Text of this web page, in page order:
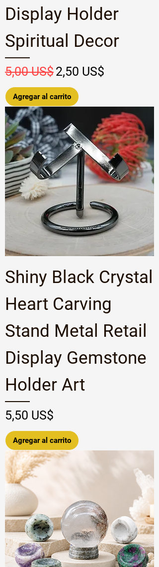
Display Holder
Spiritual Decor
Precio
5,00 US$Precio de oferta
2,50 US$
Agregar al carrito
Shiny Black Crystal
Heart Carving
Stand Metal Retail
Display Gemstone
Holder Art
Precio
5,50 US$
Agregar al carrito